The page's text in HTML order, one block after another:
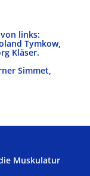
links:
Tymkow,
Kläser.
Simmet,
Muskulatur